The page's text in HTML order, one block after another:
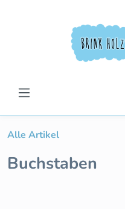
Alle Artikel
Buchstaben